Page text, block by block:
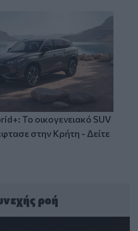
Το οικογενειακό SUV
στην Κρήτη - Δείτε
ροή